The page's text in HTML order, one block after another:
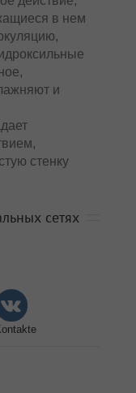
в нем
и
стенку
сетях